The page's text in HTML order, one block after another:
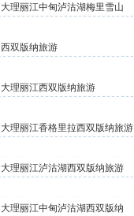
大理丽江中甸泸沽湖梅里雪山
西双版纳旅游
大理丽江西双版纳旅游
大理丽江香格里拉西双版纳旅游
大理丽江泸沽湖西双版纳旅游
大理丽江中甸泸沽湖西双版纳